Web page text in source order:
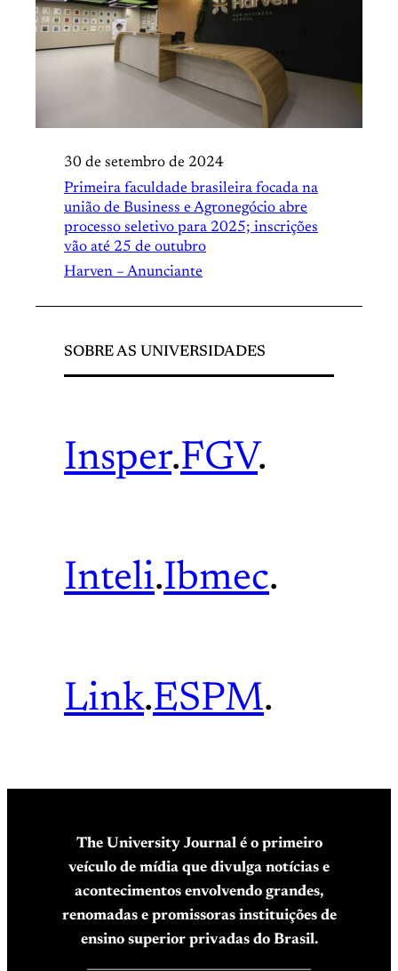
30 de setembro de 2024
Primeira faculdade brasileira focada na
união de Business e Agronegócio abre
processo seletivo para 2025; inscrições
vão até 25 de outubro
Harven – Anunciante
SOBRE AS UNIVERSIDADES
Insper.FGV.
Inteli.Ibmec.
Link.ESPM.
The University Journal é o primeiro
veículo de mídia que divulga notícias e
acontecimentos envolvendo grandes,
renomadas e promissoras instituições de
ensino superior privadas do Brasil.